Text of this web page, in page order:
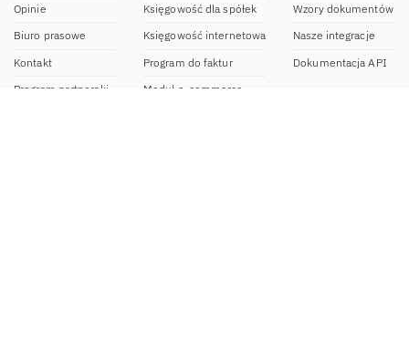
Opinie
Biuro prasowe
Kontakt
Program partnerski
Księgowość dla spółek
Księgowość internetowa
Program do faktur
Moduł e-commerce
Wzory dokumentów
Nasze integracje
Dokumentacja API